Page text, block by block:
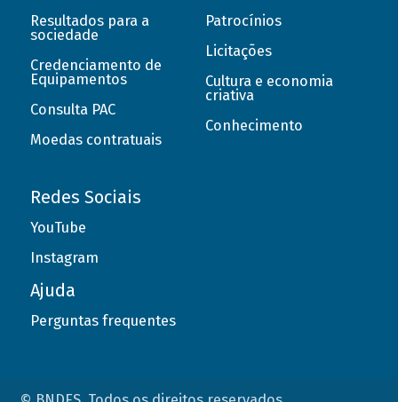
Resultados para a
sociedade
Credenciamento de
Equipamentos
Consulta PAC
Moedas contratuais
Patrocínios
Licitações
Cultura e economia
criativa
Conhecimento
Redes Sociais
YouTube
Instagram
Ajuda
Perguntas frequentes